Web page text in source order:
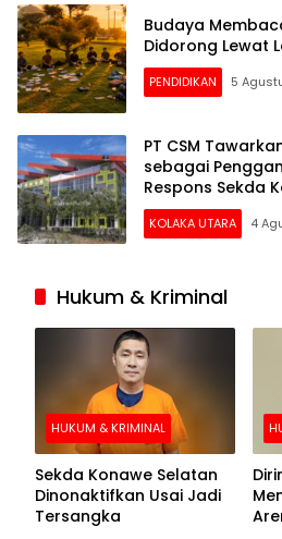
Budaya
Didorong Lewat
PENDIDIKAN 5
PT CSM
sebagai
Respons Sekda
KOLAKA UTARA 4
Hukum & Kriminal
HUKUM & KRIMINAL
Sekda Konawe Selatan
Dinonaktifkan Usai Jadi
Tersangka